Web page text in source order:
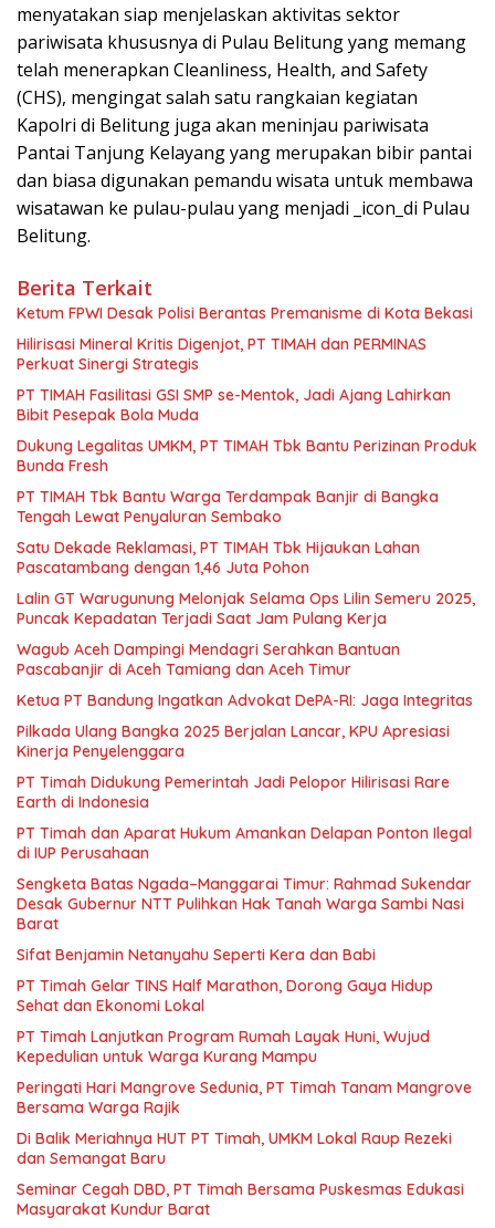
menyatakan siap menjelaskan aktivitas sektor
pariwisata khususnya di Pulau Belitung yang memang
telah menerapkan Cleanliness, Health, and Safety
(CHS), mengingat salah satu rangkaian kegiatan
Kapolri di Belitung juga akan meninjau pariwisata
Pantai Tanjung Kelayang yang merupakan bibir pantai
dan biasa digunakan pemandu wisata untuk membawa
wisatawan ke pulau-pulau yang menjadi _icon_di Pulau
Belitung.
Berita Terkait
Ketum FPWI Desak Polisi Berantas Premanisme di Kota Bekasi
Hilirisasi Mineral Kritis Digenjot, PT TIMAH dan PERMINAS
Perkuat Sinergi Strategis
PT TIMAH Fasilitasi GSI SMP se-Mentok, Jadi Ajang Lahirkan
Bibit Pesepak Bola Muda
Dukung Legalitas UMKM, PT TIMAH Tbk Bantu Perizinan Produk
Bunda Fresh
PT TIMAH Tbk Bantu Warga Terdampak Banjir di Bangka
Tengah Lewat Penyaluran Sembako
Satu Dekade Reklamasi, PT TIMAH Tbk Hijaukan Lahan
Pascatambang dengan 1,46 Juta Pohon
Lalin GT Warugunung Melonjak Selama Ops Lilin Semeru 2025,
Puncak Kepadatan Terjadi Saat Jam Pulang Kerja
Wagub Aceh Dampingi Mendagri Serahkan Bantuan
Pascabanjir di Aceh Tamiang dan Aceh Timur
Ketua PT Bandung Ingatkan Advokat DePA-RI: Jaga Integritas
Pilkada Ulang Bangka 2025 Berjalan Lancar, KPU Apresiasi
Kinerja Penyelenggara
PT Timah Didukung Pemerintah Jadi Pelopor Hilirisasi Rare
Earth di Indonesia
PT Timah dan Aparat Hukum Amankan Delapan Ponton Ilegal
di IUP Perusahaan
Sengketa Batas Ngada–Manggarai Timur: Rahmad Sukendar
Desak Gubernur NTT Pulihkan Hak Tanah Warga Sambi Nasi
Barat
Sifat Benjamin Netanyahu Seperti Kera dan Babi
PT Timah Gelar TINS Half Marathon, Dorong Gaya Hidup
Sehat dan Ekonomi Lokal
PT Timah Lanjutkan Program Rumah Layak Huni, Wujud
Kepedulian untuk Warga Kurang Mampu
Peringati Hari Mangrove Sedunia, PT Timah Tanam Mangrove
Bersama Warga Rajik
Di Balik Meriahnya HUT PT Timah, UMKM Lokal Raup Rezeki
dan Semangat Baru
Seminar Cegah DBD, PT Timah Bersama Puskesmas Edukasi
Masyarakat Kundur Barat